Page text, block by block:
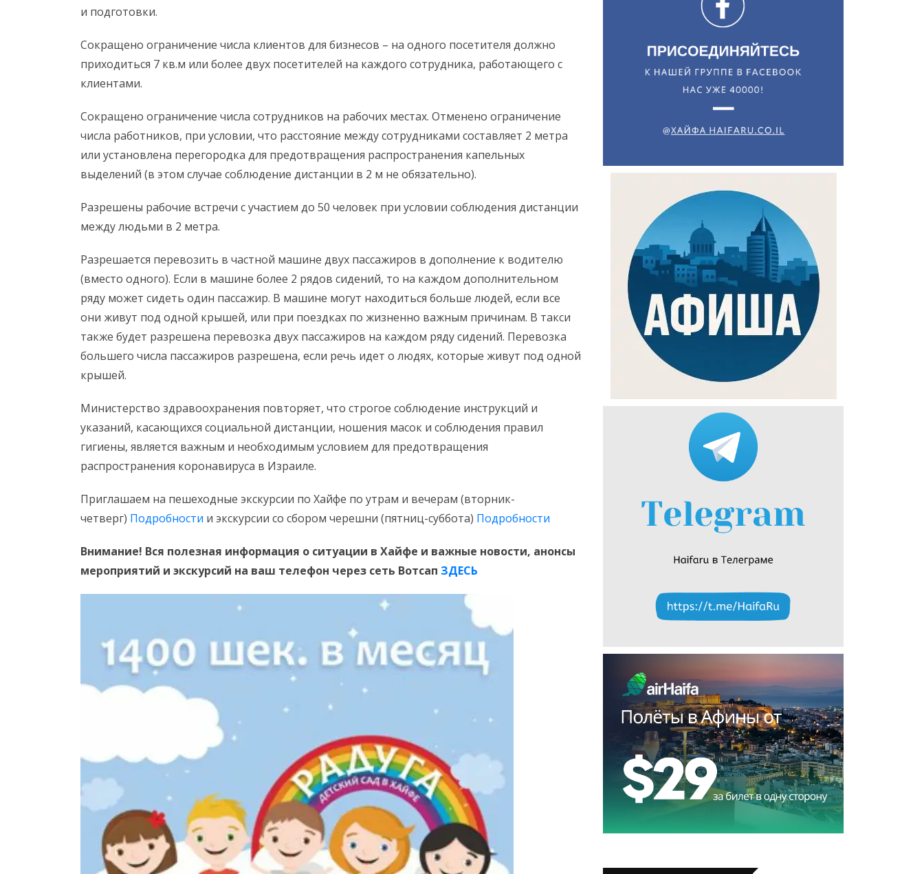
и подготовки.
Сокращено ограничение числа клиентов для бизнесов – на одного посетителя должно
приходиться 7 кв.м или более двух посетителей на каждого сотрудника, работающего с
клиентами.
Сокращено ограничение числа сотрудников на рабочих местах. Отменено ограничение
числа работников, при условии, что расстояние между сотрудниками составляет 2 метра
или установлена перегородка для предотвращения распространения капельных
выделений (в этом случае соблюдение дистанции в 2 м не обязательно).
Разрешены рабочие встречи с участием до 50 человек при условии соблюдения дистанции
между людьми в 2 метра.
Разрешается перевозить в частной машине двух пассажиров в дополнение к водителю
(вместо одного). Если в машине более 2 рядов сидений, то на каждом дополнительном
ряду может сидеть один пассажир. В машине могут находиться больше людей, если все
они живут под одной крышей, или при поездках по жизненно важным причинам. В такси
также будет разрешена перевозка двух пассажиров на каждом ряду сидений. Перевозка
большего числа пассажиров разрешена, если речь идет о людях, которые живут под одной
крышей.
Министерство здравоохранения повторяет, что строгое соблюдение инструкций и
указаний, касающихся социальной дистанции, ношения масок и соблюдения правил
гигиены, является важным и необходимым условием для предотвращения
распространения коронавируса в Израиле.
Приглашаем на пешеходные экскурсии по Хайфе по утрам и вечерам (вторник-
четверг) Подробности и экскурсии со сбором черешни (пятниц-суббота) Подробности
Внимание! Вся полезная информация о ситуации в Хайфе и важные новости, анонсы
мероприятий и экскурсий на ваш телефон через сеть Вотсап ЗДЕСЬ